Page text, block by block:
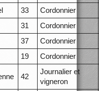
33
Cordonnier
31
Cordonnier
37
Cordonnier
19 Cordonnier
42
Journalier et
vigneron